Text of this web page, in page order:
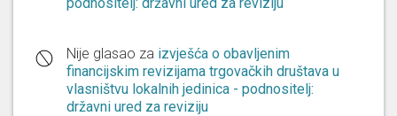
Nije glasao za izvješća o obavljenim
financijskim revizijama trgovačkih društava u
vlasništvu lokalnih jedinica - podnositelj:
državni ured za reviziju